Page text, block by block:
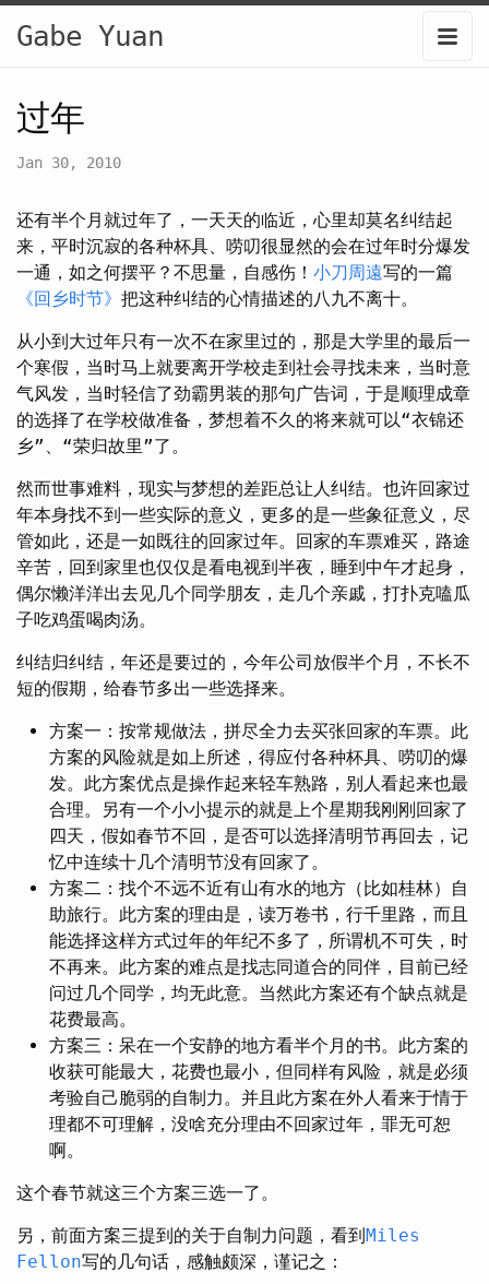
Gabe Yuan
过年
Jan 30, 2010
还有半个月就过年了，一天天的临近，心里却莫名纠结起
来，平时沉寂的各种杯具、唠叨很显然的会在过年时分爆发
一通，如之何摆平？不思量，自感伤！ 小刀周遠写的一篇
《回乡时节》 把这种纠结的心情描述的八九不离十。
从小到大过年只有一次不在家里过的，那是大学里的最后一
个寒假，当时马上就要离开学校走到社会寻找未来，当时意
气风发，当时轻信了劲霸男装的那句广告词，于是顺理成章
的选择了在学校做准备，梦想着不久的将来就可以“衣锦还
乡”、“荣归故里”了。
然而世事难料，现实与梦想的差距总让人纠结。也许回家过
年本身找不到一些实际的意义，更多的是一些象征意义，尽
管如此，还是一如既往的回家过年。回家的车票难买，路途
辛苦，回到家里也仅仅是看电视到半夜，睡到中午才起身，
偶尔懒洋洋出去见几个同学朋友，走几个亲戚，打扑克嗑瓜
子吃鸡蛋喝肉汤。
纠结归纠结，年还是要过的，今年公司放假半个月，不长不
短的假期，给春节多出一些选择来。
方案一：按常规做法，拼尽全力去买张回家的车票。此
方案的风险就是如上所述，得应付各种杯具、唠叨的爆
发。此方案优点是操作起来轻车熟路，别人看起来也最
合理。另有一个小小提示的就是上个星期我刚刚回家了
四天，假如春节不回，是否可以选择清明节再回去，记
忆中连续十几个清明节没有回家了。
方案二：找个不远不近有山有水的地方（比如桂林）自
助旅行。此方案的理由是，读万卷书，行千里路，而且
能选择这样方式过年的年纪不多了，所谓机不可失，时
不再来。此方案的难点是找志同道合的同伴，目前已经
问过几个同学，均无此意。当然此方案还有个缺点就是
花费最高。
方案三：呆在一个安静的地方看半个月的书。此方案的
收获可能最大，花费也最小，但同样有风险，就是必须
考验自己脆弱的自制力。并且此方案在外人看来于情于
理都不可理解，没啥充分理由不回家过年，罪无可恕
啊。
这个春节就这三个方案三选一了。
另，前面方案三提到的关于自制力问题，看到Miles
Fellon写的几句话，感触颇深，谨记之：